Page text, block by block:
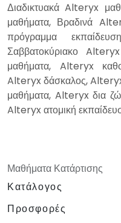
Διαδικτυακά Alteryx
μαθήματα, Βραδινά
πρόγραμμα
Σαββατοκύριακο
μαθήματα, Alteryx
Alteryx δάσκαλος,
μαθήματα, Alteryx δια
Alteryx ατομική
Μαθήματα Κατάρτισης
Κατάλογος
Προσφορές